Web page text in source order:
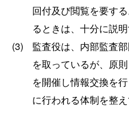
回付及び閲覧を要す
るときは、十分に説明
(3)
監査役は、内部監査
を取っているが、原
を開催し情報交換を
に行われる体制を整え